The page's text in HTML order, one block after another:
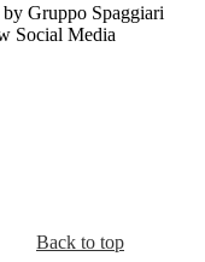
Gruppo Spaggiari
Social Media
Back to top